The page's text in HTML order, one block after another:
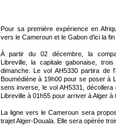
Pour sa première expérience en
vers le Cameroun et le Gabon d'ici la fin
À partir du 02 décembre, la
Libreville, la capitale gabonaise,
dimanche. Le vol AH5330 partira de
Boumédiène à 19h00 pour se poser à
sens inverse, le vol AH5331,
Libreville à 01h55 pour arriver à Alger à
La ligne vers le Cameroun sera
trajet Alger-Douala. Elle sera opérée